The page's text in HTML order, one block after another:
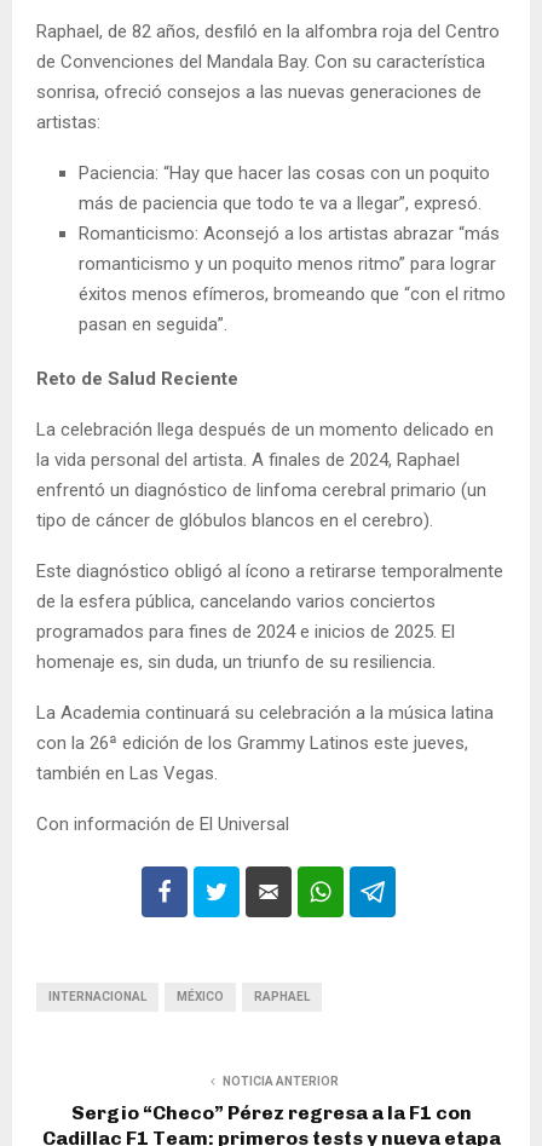
Raphael, de 82 años, desfiló en la alfombra roja del Centro
de Convenciones del Mandala Bay. Con su característica
sonrisa, ofreció consejos a las nuevas generaciones de
artistas:
Paciencia: “Hay que hacer las cosas con un poquito
más de paciencia que todo te va a llegar”, expresó.
Romanticismo: Aconsejó a los artistas abrazar “más
romanticismo y un poquito menos ritmo” para lograr
éxitos menos efímeros, bromeando que “con el ritmo
pasan en seguida”.
Reto de Salud Reciente
La celebración llega después de un momento delicado en
la vida personal del artista. A finales de 2024, Raphael
enfrentó un diagnóstico de linfoma cerebral primario (un
tipo de cáncer de glóbulos blancos en el cerebro).
Este diagnóstico obligó al ícono a retirarse temporalmente
de la esfera pública, cancelando varios conciertos
programados para fines de 2024 e inicios de 2025. El
homenaje es, sin duda, un triunfo de su resiliencia.
La Academia continuará su celebración a la música latina
con la 26ª edición de los Grammy Latinos este jueves,
también en Las Vegas.
Con información de El Universal
INTERNACIONAL MÉXICO RAPHAEL
NOTICIA ANTERIOR
Sergio “Checo” Pérez regresa a la F1 con
Cadillac F1 Team: primeros tests y nueva etapa